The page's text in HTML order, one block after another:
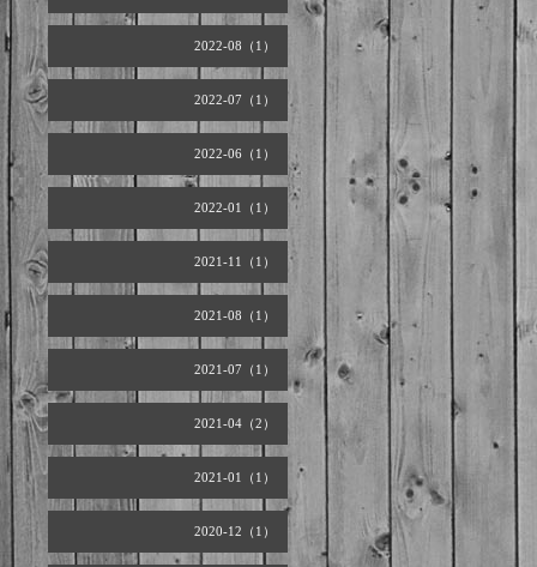
2022-08（1）
2022-07（1）
2022-06（1）
2022-01（1）
2021-11（1）
2021-08（1）
2021-07（1）
2021-04（2）
2021-01（1）
2020-12（1）